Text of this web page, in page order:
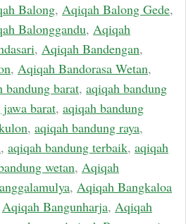
Balong, Aqiqah Balong Gede,
Balonggandu, Aqiqah
, Aqiqah Bandengan,
, Aqiqah Bandorasa Wetan,
bandung barat, aqiqah bandung
barat, aqiqah bandung
, aqiqah bandung raya,
, aqiqah bandung terbaik, aqiqah
wetan, Aqiqah
, Aqiqah Bangkaloa
Aqiqah Bangunharja, Aqiqah